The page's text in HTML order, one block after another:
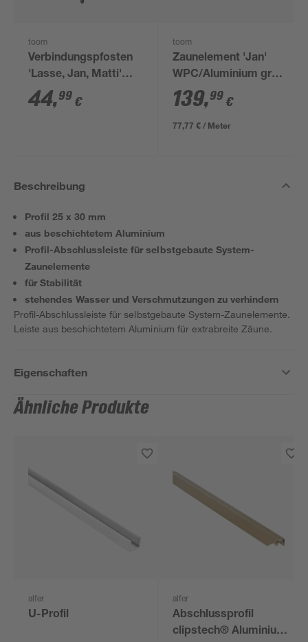
toom
Verbindungspfosten
'Lasse, Jan, Matti'
silbern 7 x 7 x 240 cm
44,99 €
toom
Zaunelement 'Jan'
WPC/Aluminium grau
180 x 180 cm
139,99 €
77,77 € / Meter
Beschreibung
Profil 25 x 30 mm
aus beschichtetem Aluminium
Profil-Abschlussleiste für selbstgebaute System-
Zaunelemente
für Stabilität
stehendes Wasser und Verschmutzungen zu verhindern
Profil-Abschlussleiste für selbstgebaute System-Zaunelemente.
Leiste aus beschichtetem Aluminium für extrabreite Zäune.
Eigenschaften
Ähnliche Produkte
alfer
U-Profil
alfer
Abschlussprofil
clipstech® Aluminium